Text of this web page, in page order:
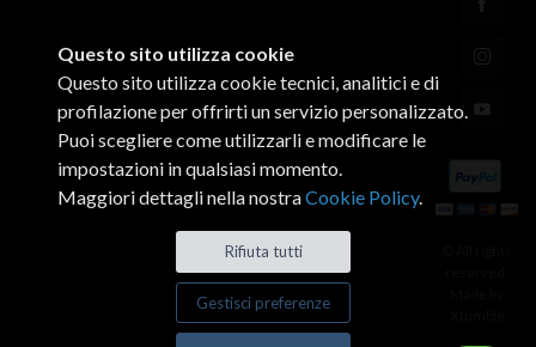
Questo sito utilizza cookie
Questo sito utilizza cookie tecnici, analitici e di
profilazione per offrirti un servizio personalizzato.
Puoi scegliere come utilizzarli e modificare le
impostazioni in qualsiasi momento.
Maggiori dettagli nella nostraCookie Policy.
Rifiuta tutti
Gestisci preferenze